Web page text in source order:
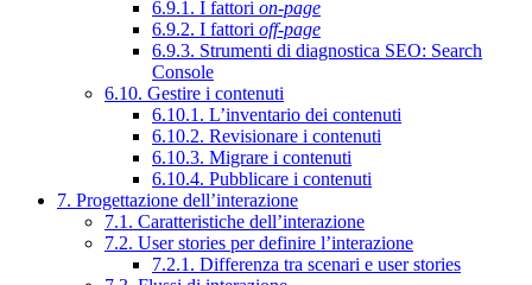
6.9.1. I fattori on-page
6.9.2. I fattori off-page
6.9.3. Strumenti di diagnostica SEO: Search
Console
6.10. Gestire i contenuti
6.10.1. L’inventario dei contenuti
6.10.2. Revisionare i contenuti
6.10.3. Migrare i contenuti
6.10.4. Pubblicare i contenuti
7. Progettazione dell’interazione
7.1. Caratteristiche dell’interazione
7.2. User stories per definire l’interazione
7.2.1. Differenza tra scenari e user stories